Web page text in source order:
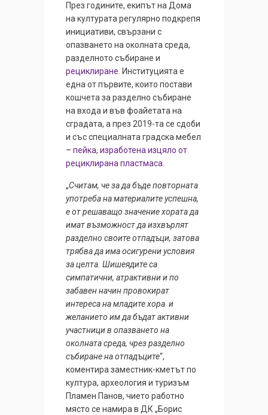
През годините, екипът на Дома
на културата регулярно подкрепя
инициативи, свързани с
опазването на околната среда,
разделното събиране и
рециклиране. Институцията е
една от първите, които постави
кошчета за разделно събиране
на входа и във фоайетата на
сградата, а през 2019-та се сдоби
и със специалната градска мебел
– пейка, изработена изцяло от
рециклирана пластмаса.
„Считам, че за да бъде повторната
употреба на материалите успешна,
е от решаващо значение хората да
имат възможност да изхвърлят
разделно своите отпадъци, затова
трябва да има осигурени условия
за целта. Шишеядите са
симпатични, атрактивни и по
забавен начин провокират
интереса на младите хора и
желанието им да бъдат активни
участници в опазването на
околната среда, чрез разделно
събиране на отпадъците“,
коментира заместник-кметът по
култура, археология и туризъм
Пламен Панов, чието работно
място се намира в ДК „Борис